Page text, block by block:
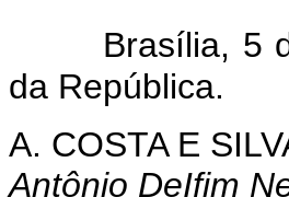
Brasília, 5
da República.
A. COSTA E
Antônio DeIfim